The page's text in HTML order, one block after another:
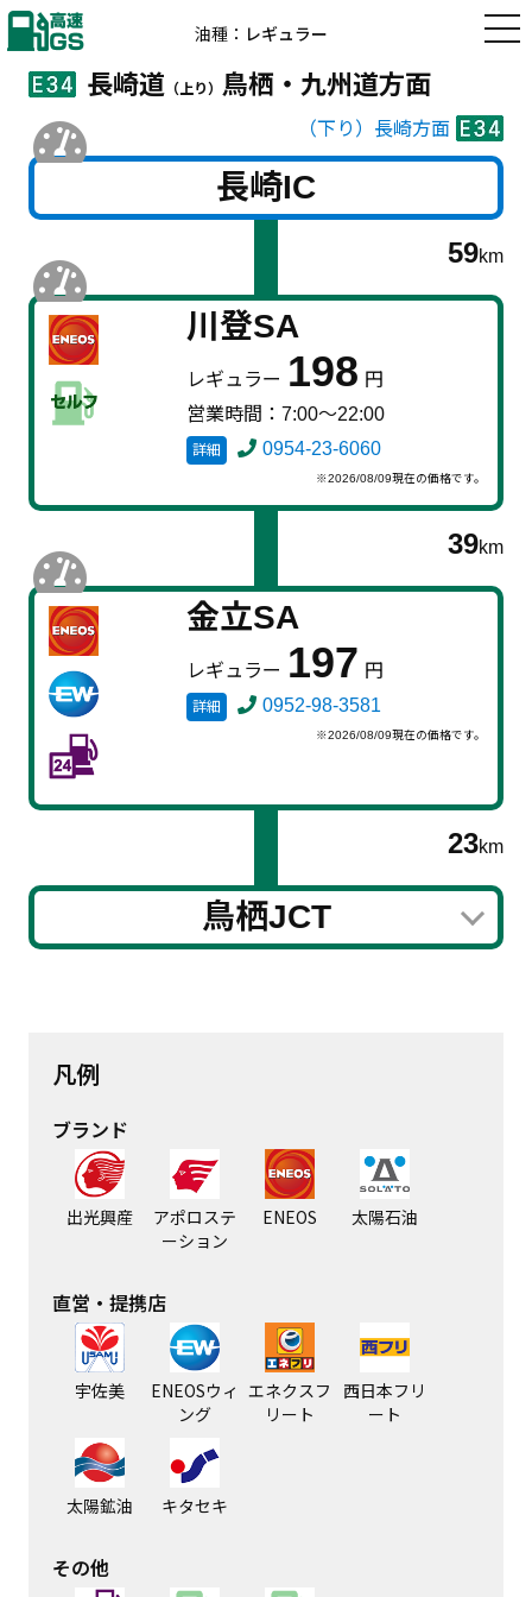
高速道路の
ガソリン価格
油種： レギュラー
長崎道 （上り） 鳥栖・九州道方面
（下り）長崎方面
長崎IC
59km
川登SA
レギュラー 198 円
営業時間：7:00～22:00
詳細 0954-23-6060
※2026/08/09現在の価格です。
39km
金立SA
レギュラー 197 円
詳細 0952-98-3581
※2026/08/09現在の価格です。
23km
鳥栖JCT
凡例
ブランド
出光興産
アポロステ
ーション
ENEOS 太陽石油
直営・提携店
宇佐美
ENEOSウィ
ング
エネクスフ
リート
西日本フリ
ート
太陽鉱油 キタセキ
その他